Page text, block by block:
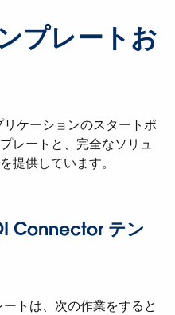
プレートお
リケーションのスタートポ
レートと、完全なソリュ
提供しています。
Connector テン
トは、次の作業をすると